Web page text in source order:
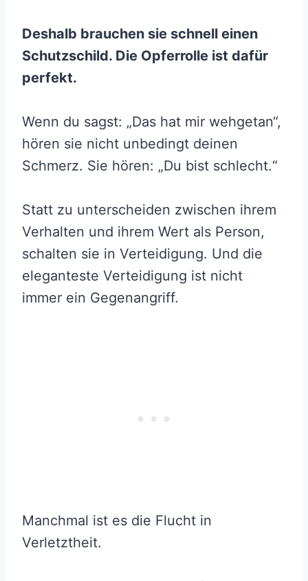
Deshalb brauchen sie schnell einen
Schutzschild. Die Opferrolle ist dafür
perfekt.
Wenn du sagst: „Das hat mir wehgetan“,
hören sie nicht unbedingt deinen
Schmerz. Sie hören: „Du bist schlecht.“
Statt zu unterscheiden zwischen ihrem
Verhalten und ihrem Wert als Person,
schalten sie in Verteidigung. Und die
eleganteste Verteidigung ist nicht
immer ein Gegenangriff.
Manchmal ist es die Flucht in
Verletztheit.